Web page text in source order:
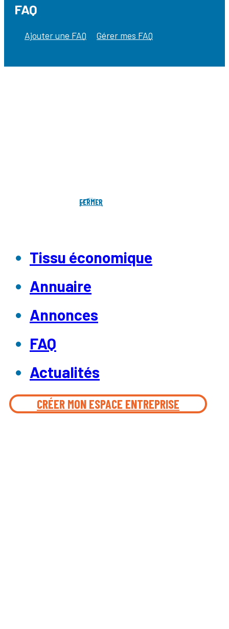
FAQ
Ajouter une FAQ Gérer mes FAQ
FERMER
Tissu économique
Annuaire
Annonces
FAQ
Actualités
CRÉER MON ESPACE ENTREPRISE